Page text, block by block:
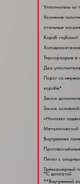
Уплотнитель из
Усиление
стальные
Короб
Терморазрыв
Два
Порог из
коробе*
Замок
Замок
«Ночная»
Металлический
Внутренняя
Петли с
Трёхкамерный
*С доплатой
**Внутренний